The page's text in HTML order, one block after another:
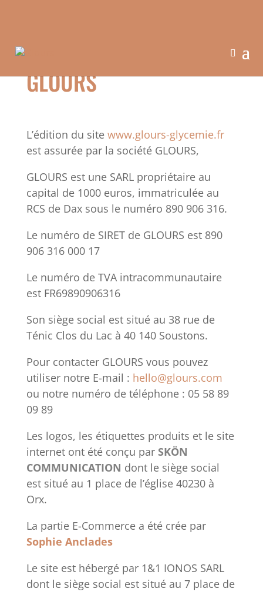
GLOURS
L’édition du site www.glours-glycemie.fr
est assurée par la société GLOURS,
GLOURS est une SARL propriétaire au
capital de 1000 euros, immatriculée au
RCS de Dax sous le numéro 890 906 316.
Le numéro de SIRET de GLOURS est 890
906 316 000 17
Le numéro de TVA intracommunautaire
est FR69890906316
Son siège social est situé au 38 rue de
Ténic Clos du Lac à 40 140 Soustons.
Pour contacter GLOURS vous pouvez
utiliser notre E-mail : hello@glours.com
ou notre numéro de téléphone : 05 58 89
09 89
Les logos, les étiquettes produits et le site
internet ont été conçu par SKÖN
COMMUNICATION dont le siège social
est situé au 1 place de l’église 40230 à
Orx.
La partie E-Commerce a été crée par
Sophie Anclades
Le site est hébergé par 1&1 IONOS SARL
dont le siège social est situé au 7 place de